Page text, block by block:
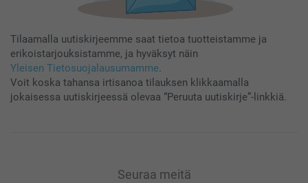
Tilaamalla uutiskirjeemme saat tietoa tuotteistamme ja
erikoistarjouksistamme, ja hyväksyt näin
Yleisen Tietosuojalausumamme.
Voit koska tahansa irtisanoa tilauksen klikkaamalla
jokaisessa uutiskirjeessä olevaa “Peruuta uutiskirje”-linkkiä.
Seuraa meitä